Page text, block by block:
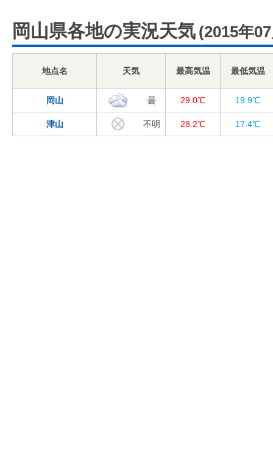
岡山県各地の実況天気 (2015年
地点名 天気 最高気温 最低気温
岡山 曇 29.0℃ 19.9℃
津山 不明 28.2℃ 17.4℃